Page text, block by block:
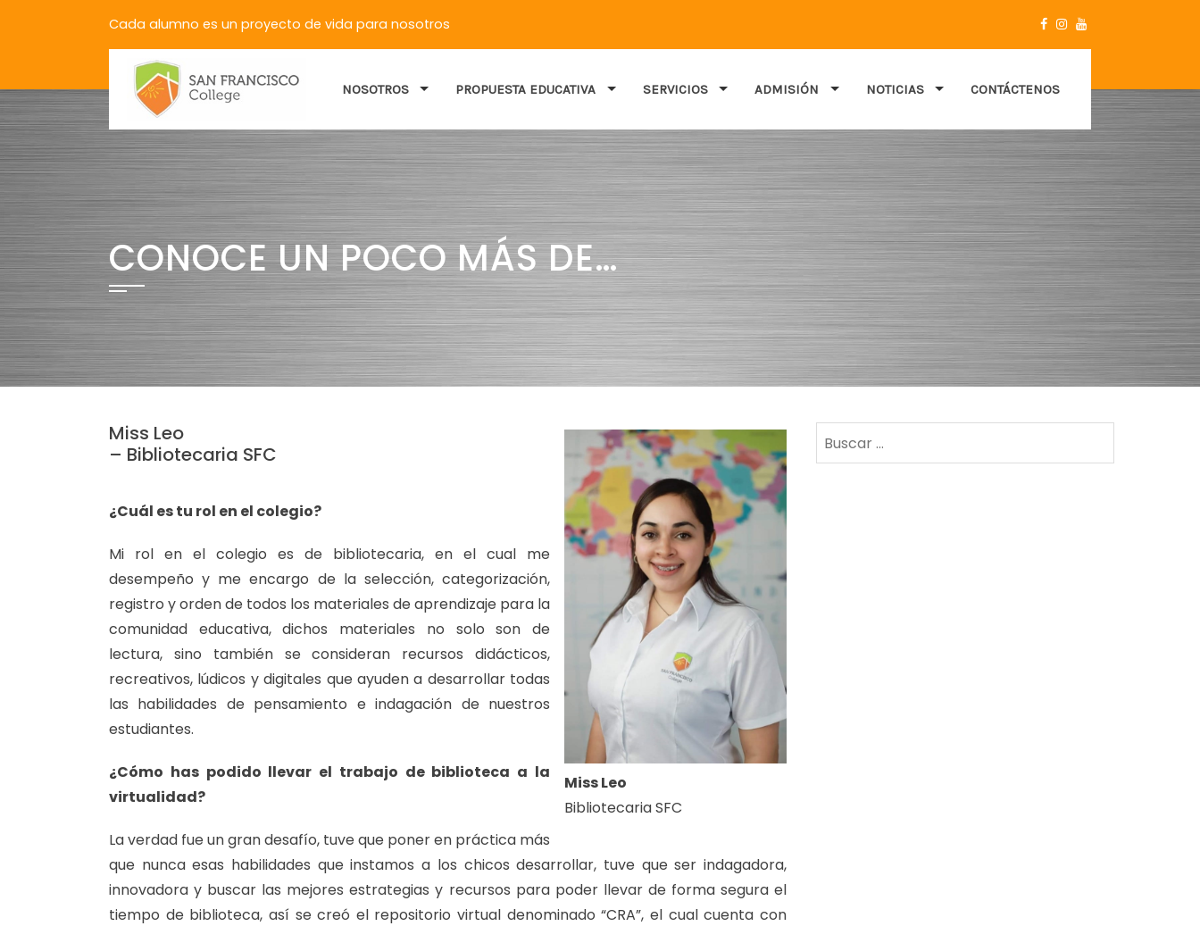
Cada alumno es un proyecto de vida para nosotros
NOSOTROS PROPUESTA EDUCATIVA SERVICIOS ADMISIÓN NOTICIAS CONTÁCTENOS
CONOCE UN POCO MÁS DE…
Miss Leo
Bibliotecaria SFC
Miss Leo
– Bibliotecaria SFC
¿Cuál es tu rol en el colegio?
Mi rol en el colegio es de bibliotecaria, en el cual me
desempeño y me encargo de la selección, categorización,
registro y orden de todos los materiales de aprendizaje para la
comunidad educativa, dichos materiales no solo son de
lectura, sino también se consideran recursos didácticos,
recreativos, lúdicos y digitales que ayuden a desarrollar todas
las habilidades de pensamiento e indagación de nuestros
estudiantes.
¿Cómo has podido llevar el trabajo de biblioteca a la
virtualidad?
La verdad fue un gran desafío, tuve que poner en práctica más
que nunca esas habilidades que instamos a los chicos desarrollar, tuve que ser indagadora,
innovadora y buscar las mejores estrategias y recursos para poder llevar de forma segura el
tiempo de biblioteca, así se creó el repositorio virtual denominado “CRA”, el cual cuenta con
Buscar: